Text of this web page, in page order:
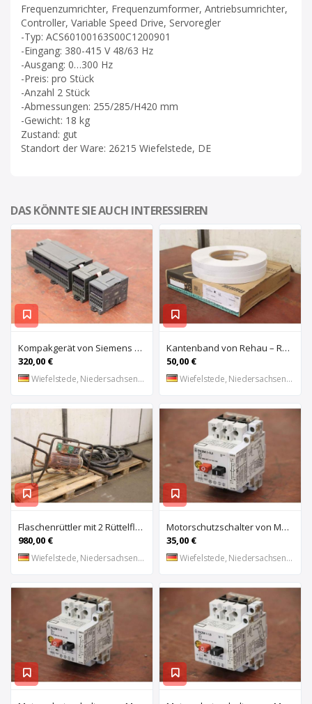
Frequenzumrichter, Frequenzumformer, Antriebsumrichter,
Controller, Variable Speed Drive, Servoregler
-Typ: ACS60100163S00C1200901
-Eingang: 380-415 V 48/63 Hz
-Ausgang: 0…300 Hz
-Preis: pro Stück
-Anzahl 2 Stück
-Abmessungen: 255/285/H420 mm
-Gewicht: 18 kg
Zustand: gut
Standort der Ware: 26215 Wiefelstede, DE
DAS KÖNNTE SIE AUCH INTERESSIEREN
Kompakgerät von Siemens – 6ES7 216-2AD22-OXBO 6ES 221-1BF22-OXAO
320,00 €
Wiefelstede, Niedersachsen, DE
Kantenband von Rehau – Raukantex FP 28/1 97556
50,00 €
Wiefelstede, Niedersachsen, DE
Flaschenrüttler mit 2 Rüttelflaschen von Wacker – FU-4/200SW
980,00 €
Wiefelstede, Niedersachsen, DE
Motorschutzschalter von Moeller – PKZM 1-0,4
35,00 €
Wiefelstede, Niedersachsen, DE